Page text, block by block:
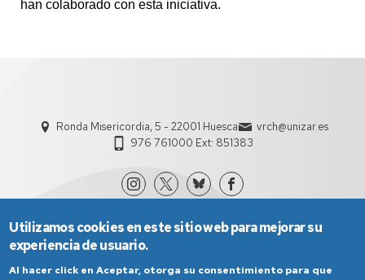
han colaborado con esta iniciativa.
Ronda Misericordia, 5 - 22001 Huesca
vrch@unizar.es
976 761000 Ext: 851383
Utilizamos cookies en este sitio web para mejorar su
experiencia de usuario.
Al hacer click en Aceptar, otorga su consentimiento para que